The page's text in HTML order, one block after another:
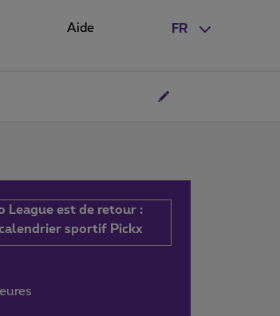
FR
Aide
League est de retour :
sportif Pickx